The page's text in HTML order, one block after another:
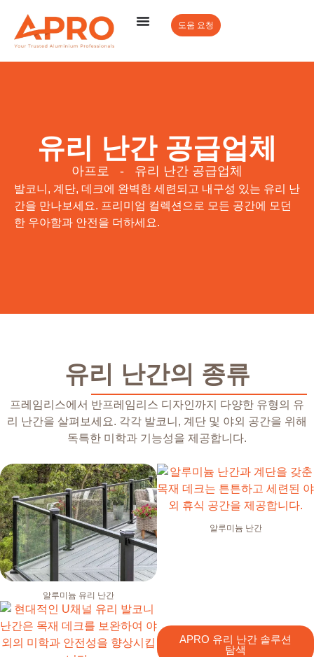
도움 요청
유리 난간 공급업체
아프로 - 유리 난간 공급업체
발코니, 계단, 데크에 완벽한 세련되고 내구성 있는 유리 난
간을 만나보세요. 프리미엄 컬렉션으로 모든 공간에 모던
한 우아함과 안전을 더하세요.
유리 난간의 종류
프레임리스에서 반프레임리스 디자인까지 다양한 유형의 유
리 난간을 살펴보세요. 각각 발코니, 계단 및 야외 공간을 위해
독특한 미학과 기능성을 제공합니다.
알루미늄 유리 난간
알루미늄 난간
APRO 유리 난간 솔루션
탐색